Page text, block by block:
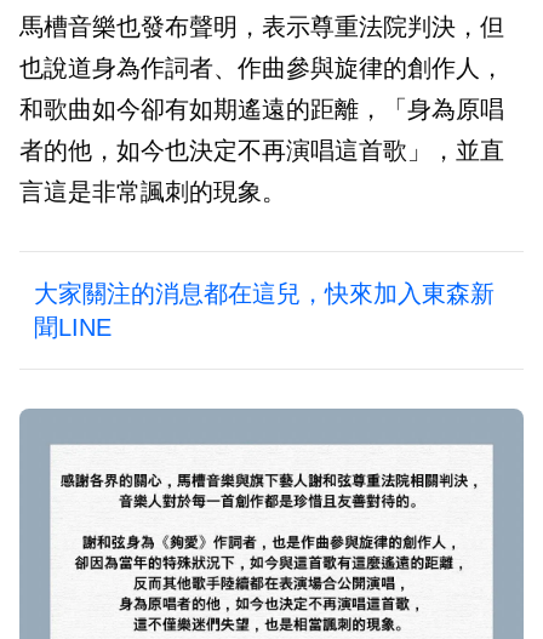
馬槽音樂也發布聲明，表示尊重法院判決，但
也說道身為作詞者、作曲參與旋律的創作人，
和歌曲如今卻有如期遙遠的距離，「身為原唱
者的他，如今也決定不再演唱這首歌」，並直
言這是非常諷刺的現象。
大家關注的消息都在這兒，快來加入東森新
聞LINE